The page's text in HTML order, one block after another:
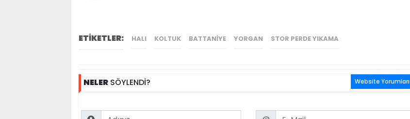
ETİKETLER: HALI KOLTUK BATTANIYE YORGAN STOR PERDE YIKAMA
NELER SÖYLENDİ? Website Yorumları
Name Email